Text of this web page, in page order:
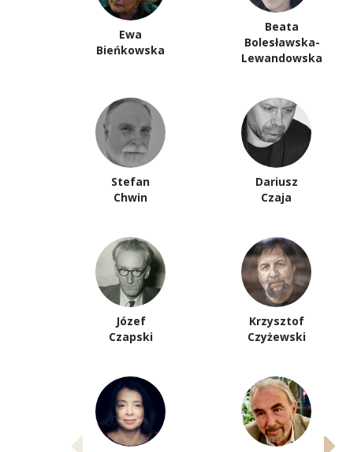
Ewa
Bieńkowska
Beata
Bolesławska-
Lewandowska
Stefan
Chwin
Dariusz
Czaja
Józef
Czapski
Krzysztof
Czyżewski